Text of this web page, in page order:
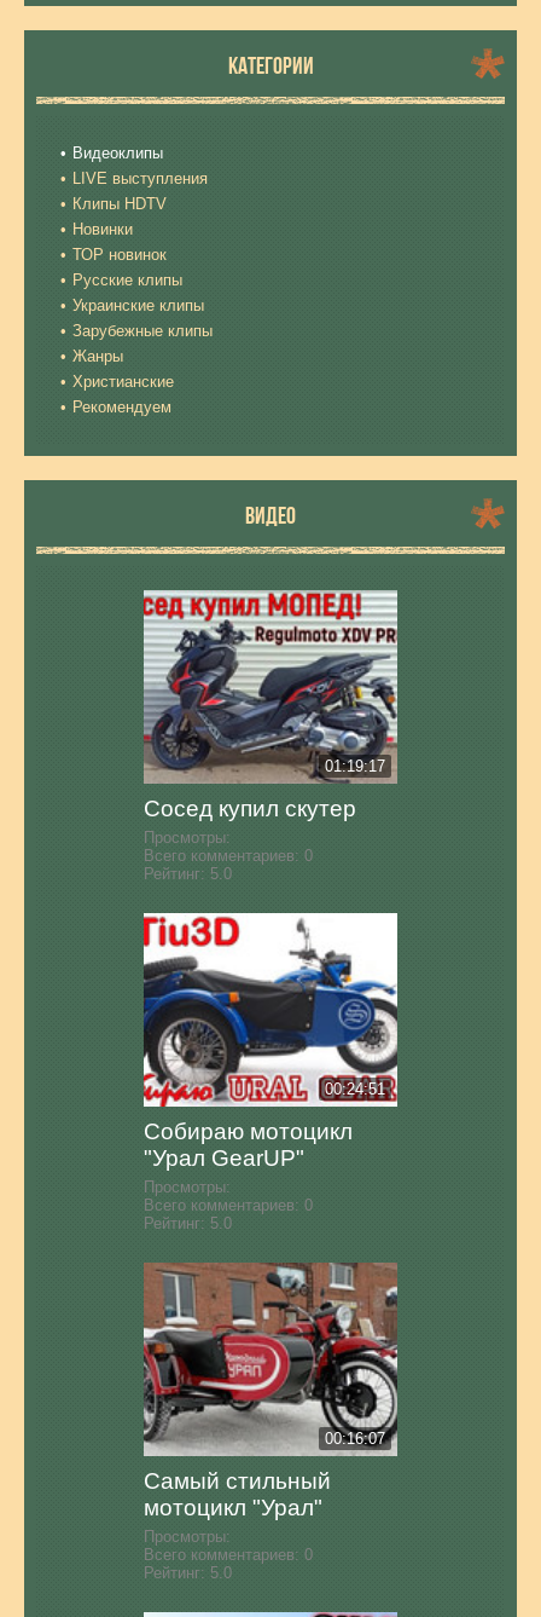
КАТЕГОРИИ
Видеоклипы
LIVE выступления
Клипы HDTV
Новинки
ТОР новинок
Русские клипы
Украинские клипы
Зарубежные клипы
Жанры
Христианские
Рекомендуем
ВИДЕО
01:19:17
Сосед купил скутер
Просмотры:
Всего комментариев: 0
Рейтинг: 5.0
00:24:51
Собираю мотоцикл
"Урал GearUP"
Просмотры:
Всего комментариев: 0
Рейтинг: 5.0
00:16:07
Самый стильный
мотоцикл "Урал"
Просмотры:
Всего комментариев: 0
Рейтинг: 5.0